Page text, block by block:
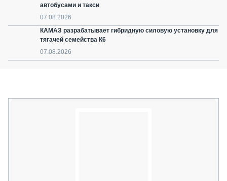
автобусами и такси
07.08.2026
КАМАЗ разрабатывает гибридную силовую установку для
тягачей семейства К6
07.08.2026